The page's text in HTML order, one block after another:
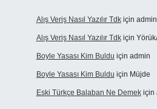
Alış Veriş Nasıl Yazılır Tdkiçin admin
Alış Veriş Nasıl Yazılır Tdkiçin
Boyle Yasası Kim Buldu için admin
Boyle Yasası Kim Buldu için Müjde
Eski Türkçe Balaban Ne Demekiçin